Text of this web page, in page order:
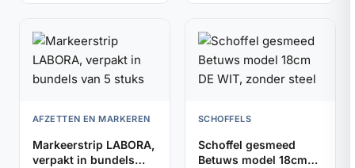
AFZETTEN EN MARKEREN
Markeerstrip LABORA,
verpakt in bundels
SCHOFFELS
Schoffel gesmeed
Betuws model 18cm